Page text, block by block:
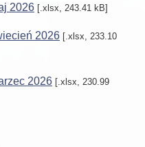
2026 [.xlsx, 243.41 kB]
2026 [.xlsx, 233.10
2026 [.xlsx, 230.99